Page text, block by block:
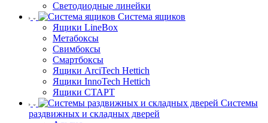
Светодиодные линейки
Система ящиков
Ящики LineBox
Метабоксы
Свимбоксы
Смартбоксы
Ящики ArciTech Hettich
Ящики InnoTech Hettich
Ящики СТАРТ
Системы
раздвижных и складных дверей